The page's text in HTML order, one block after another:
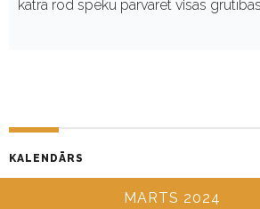
katrā rod spēku pārvarēt visas
KALENDĀRS
MARTS 2024